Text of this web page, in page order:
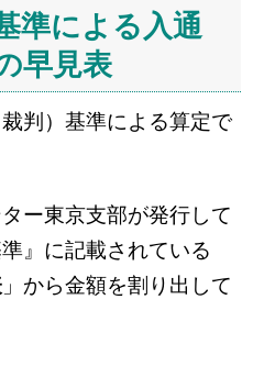
準による入通
早見表
判）基準による算定で
ー東京支部が発行して
』に記載されている
」から金額を割り出して